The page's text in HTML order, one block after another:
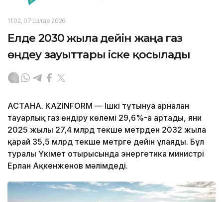
11:02, 07 Шілде 2026
Елде 2030 жылға дейін жаңа газ
өңдеу зауыттары іске қосылады
АСТАНА. KAZINFORM — Ішкі тұтынуға арналған
тауарлық газ өндіру көлемі 29,6%-ға артады, яғни
2025 жылғы 27,4 млрд текше метрден 2032 жылға
қарай 35,5 млрд текше метрге дейін ұлғаяды. Бұл
туралы Үкімет отырысында энергетика министрі
Ерлан Ақкенженов мәлімдеді.